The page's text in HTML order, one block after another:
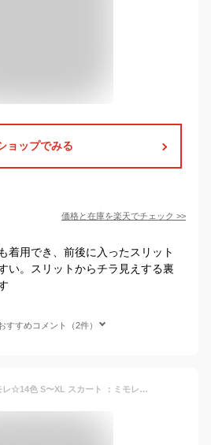
ョップでみる
価格と在庫を楽天でチェック >>
着用でき、前後に入ったスリット
い。スリットからチラ見えする裏
すすめコメント（2件）
楽天1位！細見えミモレ☆14色 S〜XL スカート ：ミモレ丈タイトスカート 無地 コンフォート ◆sk006-01 レディース タイト きれいめ 30代 40代 50代 着やせ 大人 上品 エレガント 大きいサイズ トールサイズ ひざ丈 膝丈 ジャージー シンプル ミモレ丈 スリット 春 秋